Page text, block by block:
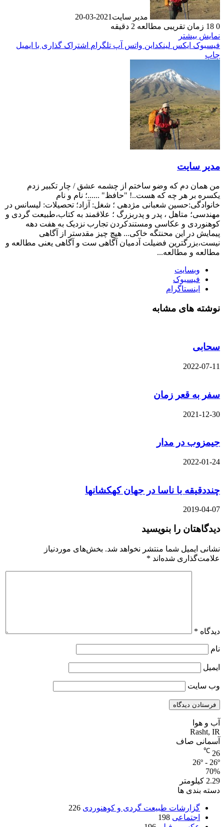
مدیر سایت 2021-03-20
0
زمان تقریبی مطالعه 2 دقیقه
نمایش بیشتر
فیسبوک ایکس لینکداین واتس آپ تلگرام اشتراک گذاری با ایمیل
چاپ
مدیر سایت
من همان دم که وضو ساختم از چشمه عشق / چار تکبیر زدم
یکسره بر هر چه که هست..! "حافظ" ......؛ نام و نام
خانوادگی:حسین شعبانی مژدهی ؛ شغل: آزاد؛ تحصیلات: لیسانس در
مهندسی؛ متاهل ، پدر و پدربزرگ ؛ علاقمند به کتاب،طبیعت گردی و
کوهنوردی و عکاسی ومستندکردن تجارب نزدیک به هفت دهه
پیمایش در این محنتگه خاکی... هیچ چیز مقدستر از آگاهی
نیست،بزرگترین فضیلت آدمیان آگاهی ست و آگاهی یعنی مطالعه و
مطالعه و مطالعه...
وبسایت
فیسبوک
اینستاگرام
نوشته های مشابه
سحابی
2022-07-11
سفر به قعر زمان
2021-12-30
جیمزوب در مدار
2022-01-24
چنددقیقه با ناسا در جهان کهکشانها
2019-04-07
دیدگاهتان را بنویسید
نشانی ایمیل شما منتشر نخواهد شد. بخش‌های موردنیاز
علامت‌گذاری شده‌اند *
دیدگاه *
نام
ایمیل
وب‌ سایت
آب و هوا
Rasht, IR
آسمانی صاف
26
℃
26º - 26º
70%
2.29 کیلومتر
دسته بندی ها
گزارشات طبیعت گردی و کوهنوردی 226
اجتماعی 198